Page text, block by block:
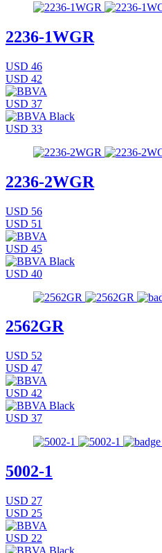
2236-1WGR
USD 46
USD 42
USD 37
USD 33
2236-2WGR
USD 56
USD 51
USD 45
USD 40
2562GR
USD 52
USD 47
USD 42
USD 37
5002-1
USD 27
USD 25
USD 22